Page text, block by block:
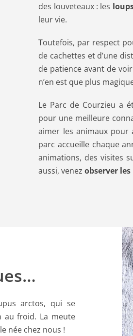
des louveteaux : les
leur vie.
Toutefois, par respect
de cachettes et d’une
de patience avant de
n’en est que plus
Le Parc de Courzieu a
pour une meilleure
aimer les animaux pour
parc accueille chaque
animations, des visites
aussi, venezobserver
arctos, qui se
au froid. La meute
née chez nous !